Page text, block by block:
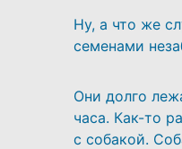
Ну, а что же
семенами
Они долго
часа. Как-то
с собакой.